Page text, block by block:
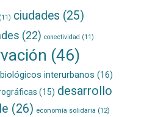
(11) ciudades (25)
(22) conectividad (11)
(46)
interurbanos (16)
(15) desarrollo
(26) economía solidaria (12)